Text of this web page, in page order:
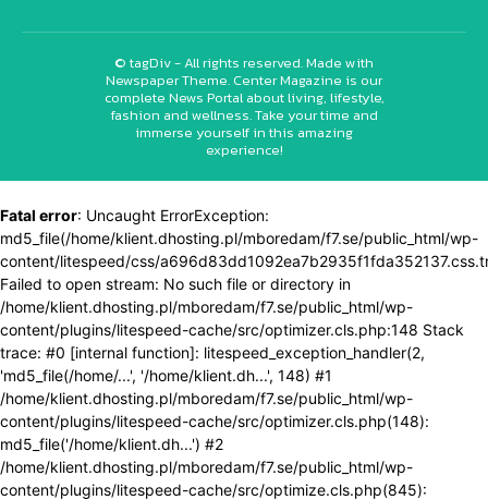
© tagDiv - All rights reserved. Made with
Newspaper Theme. Center Magazine is our
complete News Portal about living, lifestyle,
fashion and wellness. Take your time and
immerse yourself in this amazing
experience!
Fatal error: Uncaught ErrorException:
md5_file(/home/klient.dhosting.pl/mboredam/f7.se/public_html/wp-
content/litespeed/css/
Failed to open stream: No such file or directory in
/home/klient.dhosting.pl/mboredam/f7.se/public_html/wp-
content/plugins/litespeed-cache/src/optimizer.cls.php:148 Stack
trace: #0 [internal function]: litespeed_exception_handler(2,
'md5_file(/home/...', '/home/klient.dh...', 148) #1
/home/klient.dhosting.pl/mboredam/f7.se/public_html/wp-
content/plugins/litespeed-cache/src/optimizer.cls.php(148):
md5_file('/home/klient.dh...') #2
/home/klient.dhosting.pl/mboredam/f7.se/public_html/wp-
content/plugins/litespeed-cache/src/optimize.cls.php(845):